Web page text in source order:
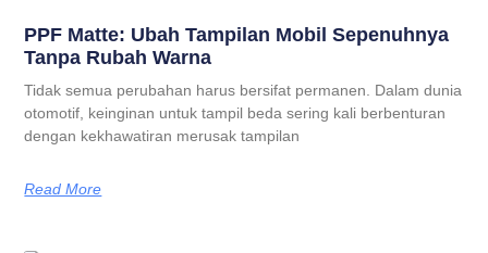
PPF Matte: Ubah Tampilan Mobil Sepenuhnya
Tanpa Rubah Warna
Tidak semua perubahan harus bersifat permanen. Dalam dunia
otomotif, keinginan untuk tampil beda sering kali berbenturan
dengan kekhawatiran merusak tampilan
Read More